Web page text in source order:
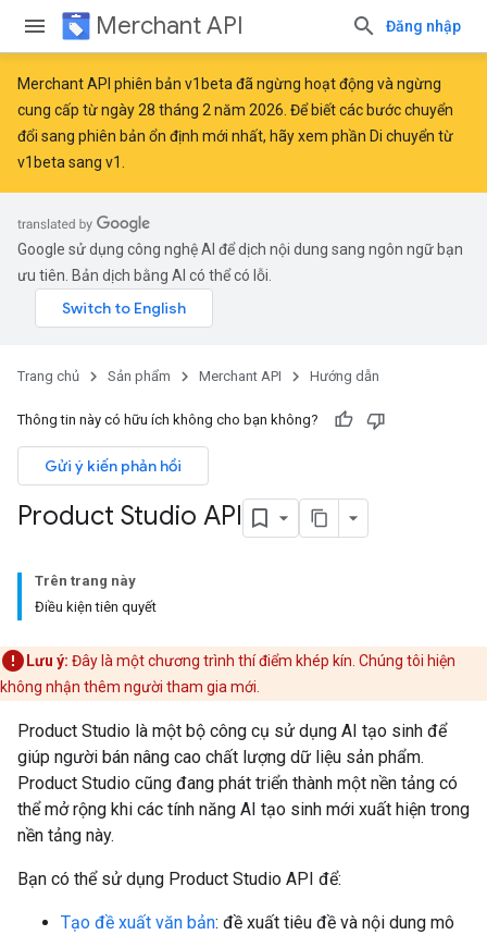
Merchant API Đăng nhập
Merchant API phiên bản v1beta đã ngừng hoạt động và ngừng
cung cấp từ ngày 28 tháng 2 năm 2026. Để biết các bước chuyển
đổi sang phiên bản ổn định mới nhất, hãy xem phần Di chuyển từ
v1beta sang v1
Google sử dụng công nghệ AI để dịch nội dung sang ngôn ngữ bạn
ưu tiên. Bản dịch bằng AI có thể có lỗi.
Trang chủ Sản phẩm Merchant API Hướng dẫn
Thông tin này có hữu ích không cho bạn không?
Gửi ý kiến phản hồi
Product Studio API
Trên trang này
Điều kiện tiên quyết
Lưu ý: Đây là một chương trình thí điểm khép kín. Chúng tôi hiện
không nhận thêm người tham gia mới.
Product Studio là một bộ công cụ sử dụng AI tạo sinh để
giúp người bán nâng cao chất lượng dữ liệu sản phẩm.
Product Studio cũng đang phát triển thành một nền tảng có
thể mở rộng khi các tính năng AI tạo sinh mới xuất hiện trong
nền tảng này.
Bạn có thể sử dụng Product Studio API để:
Tạo đề xuất văn bản: đề xuất tiêu đề và nội dung mô